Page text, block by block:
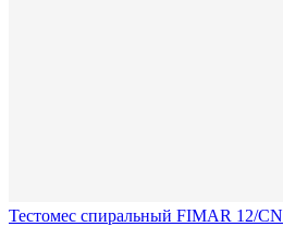
Тестомес спиральный FIMAR 12/CN